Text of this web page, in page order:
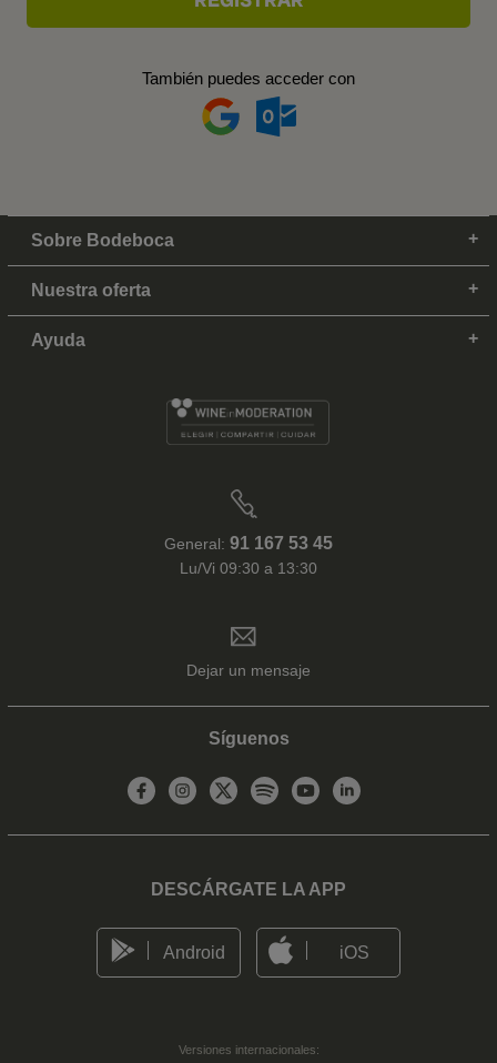
También puedes acceder con
Sobre Bodeboca
Nuestra oferta
Ayuda
General: 91 167 53 45
Lu/Vi 09:30 a 13:30
Dejar un mensaje
Síguenos
DESCÁRGATE LA APP
Android iOS
Versiones internacionales: